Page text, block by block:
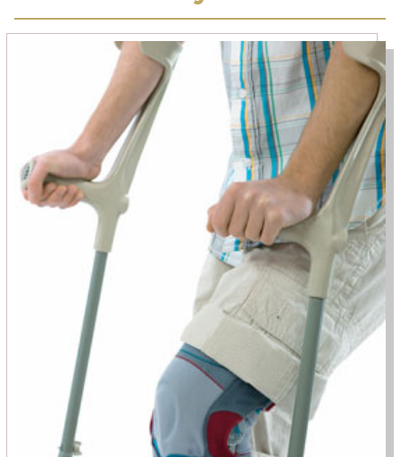
Медицинский туризм
Москва — Израиль